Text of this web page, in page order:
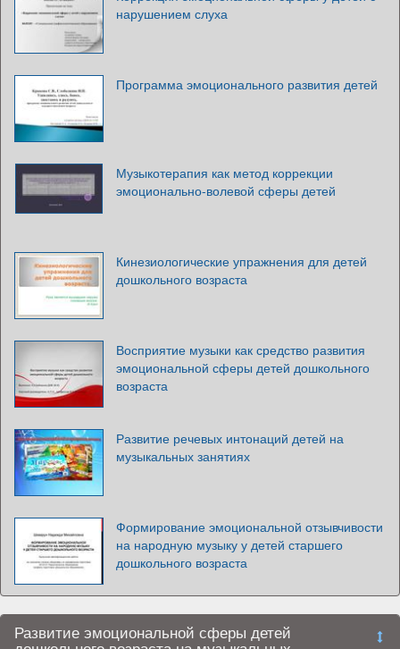
нарушением слуха
Программа эмоционального развития детей
Музыкотерапия как метод коррекции
эмоционально-волевой сферы детей
Кинезиологические упражнения для детей
дошкольного возраста
Восприятие музыки как средство развития
эмоциональной сферы детей дошкольного
возраста
Развитие речевых интонаций детей на
музыкальных занятиях
Формирование эмоциональной отзывчивости
на народную музыку у детей старшего
дошкольного возраста
Развитие эмоциональной сферы детей